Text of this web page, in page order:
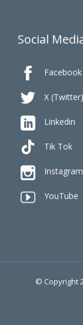
Social
 Facebook
 X (Twitter)
 Linkedin
Tik Tok
 Instagram
 YouTube
© Copyright